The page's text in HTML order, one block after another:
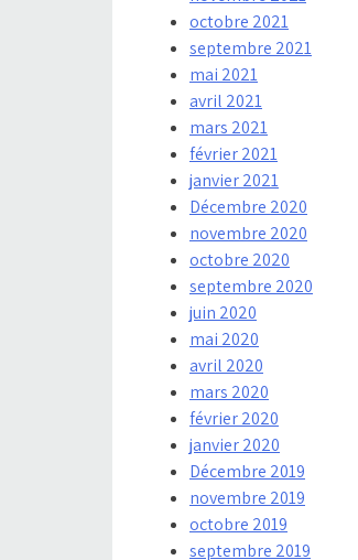
octobre 2021
septembre 2021
mai 2021
avril 2021
mars 2021
février 2021
janvier 2021
Décembre 2020
novembre 2020
octobre 2020
septembre 2020
juin 2020
mai 2020
avril 2020
mars 2020
février 2020
janvier 2020
Décembre 2019
novembre 2019
octobre 2019
septembre 2019